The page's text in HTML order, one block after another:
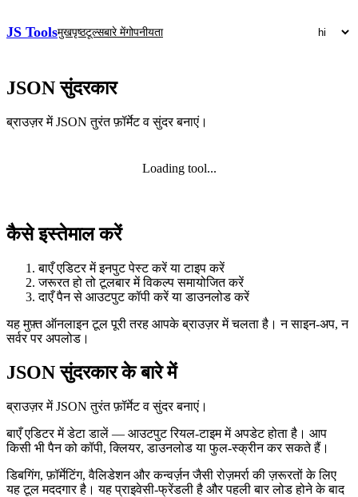
JS Toolsमुखपृष्ठटूल्सबारे मेंगोपनीयता
JSON सुंदरकार
ब्राउज़र में JSON तुरंत फ़ॉर्मेट व सुंदर बनाएं।
Loading tool...
कैसे इस्तेमाल करें
बाएँ एडिटर में इनपुट पेस्ट करें या टाइप करें
जरूरत हो तो टूलबार में विकल्प समायोजित करें
दाएँ पैन से आउटपुट कॉपी करें या डाउनलोड करें
यह मुफ़्त ऑनलाइन टूल पूरी तरह आपके ब्राउज़र में चलता है। न साइन‑अप, न
सर्वर पर अपलोड।
JSON सुंदरकार के बारे में
ब्राउज़र में JSON तुरंत फ़ॉर्मेट व सुंदर बनाएं।
बाएँ एडिटर में डेटा डालें — आउटपुट रियल‑टाइम में अपडेट होता है। आप
किसी भी पैन को कॉपी, क्लियर, डाउनलोड या फुल‑स्क्रीन कर सकते हैं।
डिबगिंग, फ़ॉर्मेटिंग, वैलिडेशन और कन्वर्ज़न जैसी रोज़मर्रा की ज़रूरतों के लिए
यह टूल मददगार है। यह प्राइवेसी‑फ्रेंडली है और पहली बार लोड होने के बाद